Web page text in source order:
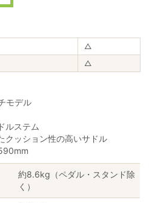
△
△
モデル
ルステム
クッション性の高いサドル
約8.6kg（ペダル・スタンド除
く）